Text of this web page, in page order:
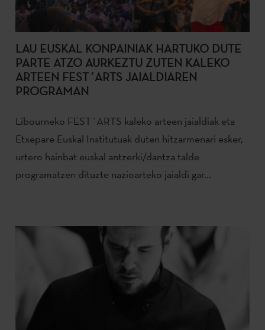
LAU EUSKAL KONPAINIAK HARTUKO DUTE
PARTE ATZO AURKEZTU ZUTEN KALEKO
ARTEEN FEST´ARTS JAIALDIAREN
PROGRAMAN
Libourneko FEST´ARTS kaleko arteen jaialdiak eta
Etxepare Euskal Institutuak duten hitzarmenari esker,
urtero hainbat euskal antzerki/dantza talde
programatzen dituzte nazioarteko jaialdi gar...